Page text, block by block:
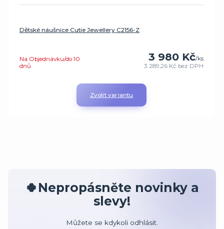
Dětské náušnice Cutie Jewellery C2156-Z
3 980 Kč/ks
3 289,26 Kč bez DPH
Na Objednávku/do 10
dnů
Zvolit variantu
🍀Nepropásněte novinky a
slevy!
Můžete se kdykoli odhlásit.